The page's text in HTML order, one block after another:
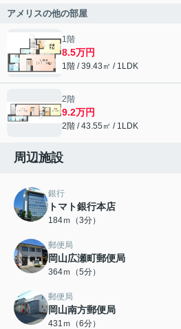
アメリスの他の部屋
1階
8.5万円
1階 / 39.43㎡ / 1LDK
2階
9.2万円
2階 / 43.55㎡ / 1LDK
周辺施設
銀行
トマト銀行本店
184ｍ（3分）
郵便局
岡山広瀬町郵便局
364ｍ（5分）
郵便局
岡山南方郵便局
431ｍ（6分）